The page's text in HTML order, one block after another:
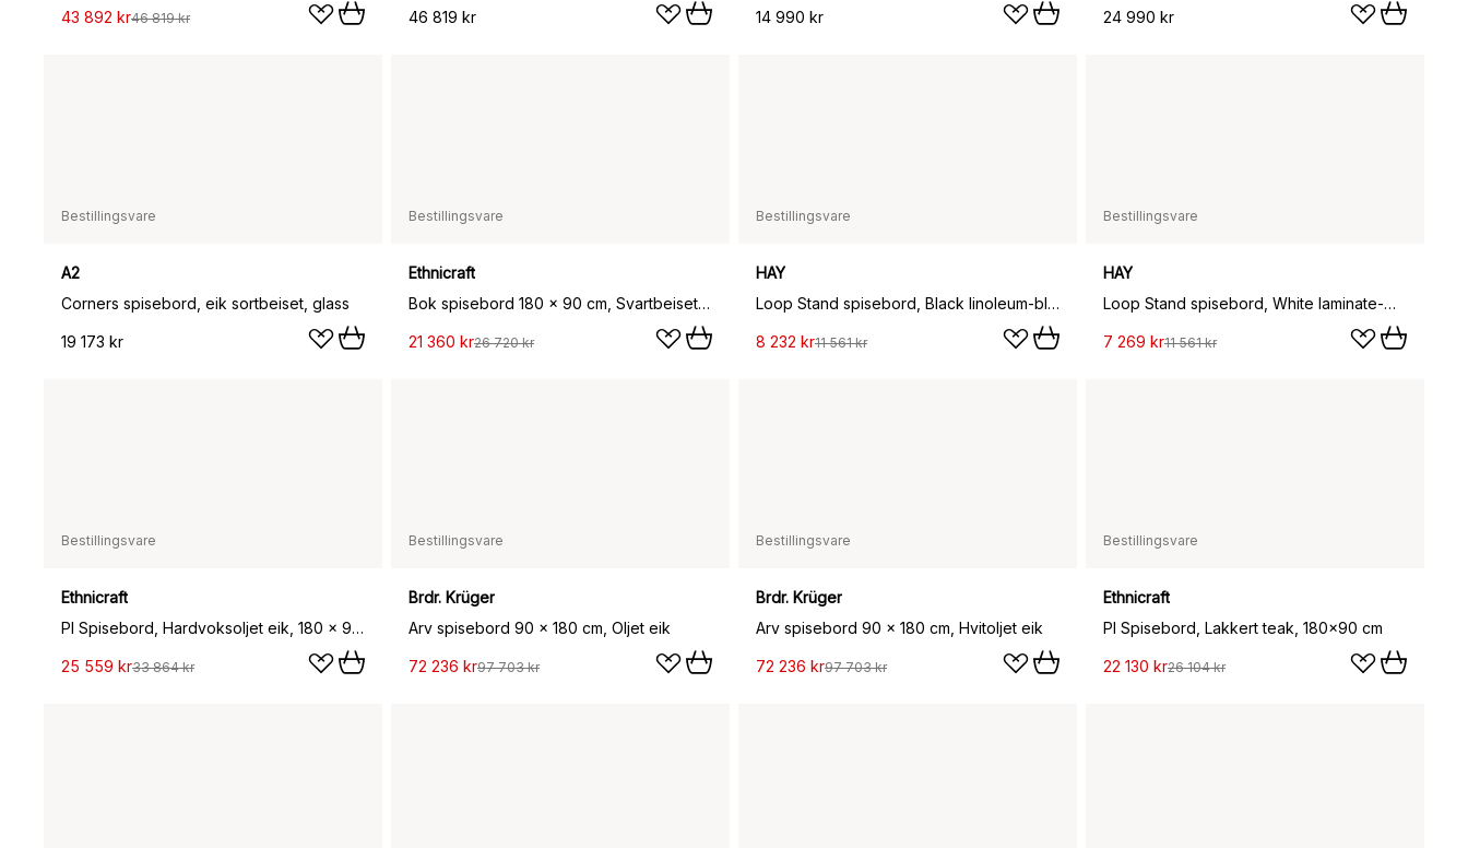
43 892 kr46 819 kr 46 819 kr 14 990 kr 24 990 kr
Bestillingsvare
A2
Corners spisebord, eik sortbeiset, glass
19 173 kr
Bestillingsvare
Ethnicraft
Bok spisebord 180 x 90 cm, Svartbeiset eik
21 360 kr26 720 kr
Bestillingsvare
HAY
Loop Stand spisebord, Black linoleum-black, 180 cm
8 232 kr11 561 kr
Bestillingsvare
HAY
Loop Stand spisebord, White laminate-white, 180 cm
7 269 kr11 561 kr
Bestillingsvare
Ethnicraft
PI Spisebord, Hardvoksoljet eik, 180 x 90 x 76 cm
25 559 kr33 864 kr
Bestillingsvare
Brdr. Krüger
Arv spisebord 90 x 180 cm, Oljet eik
72 236 kr97 703 kr
Bestillingsvare
Brdr. Krüger
Arv spisebord 90 x 180 cm, Hvitoljet eik
72 236 kr97 703 kr
Bestillingsvare
Ethnicraft
PI Spisebord, Lakkert teak, 180x90 cm
22 130 kr26 104 kr